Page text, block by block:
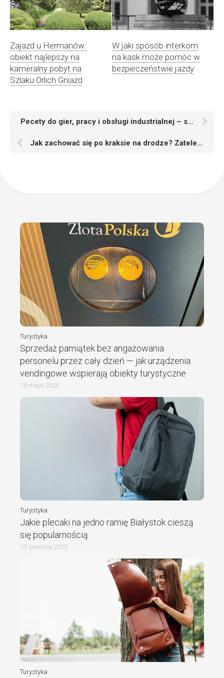
Zajazd u Hermanów:
obiekt najlepszy na
kameralny pobyt na
Szlaku Orlich Gniazd
W jaki sposób interkom
na kask może pomóc w
bezpieczeństwie jazdy
Pecety do gier, pracy i obsługi industrialnej – sprawdź, co dzisiaj zapewniają
Jak zachować się po kraksie na drodze? Zatelefonuj po lawetę
Turystyka
Sprzedaż pamiątek bez angażowania
personelu przez cały dzień — jak urządzenia
vendingowe wspierają obiekty turystyczne
18 maja 2026
Turystyka
Jakie plecaki na jedno ramię Białystok cieszą
się popularnością
13 sierpnia 2025
Turystyka